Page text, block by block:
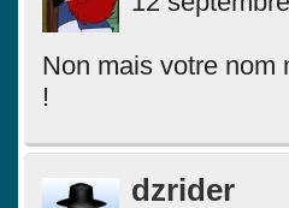
Non mais votre
!
dzrider